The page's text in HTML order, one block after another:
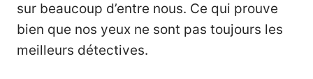
sur beaucoup d’entre nous. Ce qui prouve
bien que nos yeux ne sont pas toujours les
meilleurs détectives.